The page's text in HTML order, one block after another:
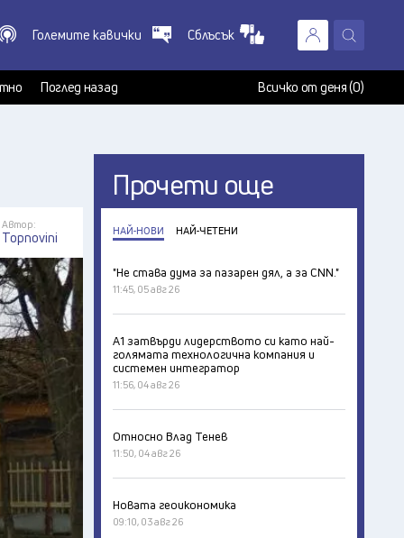
X
Големите кавички Сблъсък
Поглед назад Всичко от деня (0)
Автор:
Topnovini
Прочети още
НАЙ-НОВИ НАЙ-ЧЕТЕНИ
"Не става дума за пазарен дял, а за CNN."
11:45, 05 авг 26
А1 затвърди лидерството си като най-
голямата технологична компания и
системен интегратор
11:56, 04 авг 26
Относно Влад Тенев
11:50, 04 авг 26
Новата геоикономика
09:10, 03 авг 26